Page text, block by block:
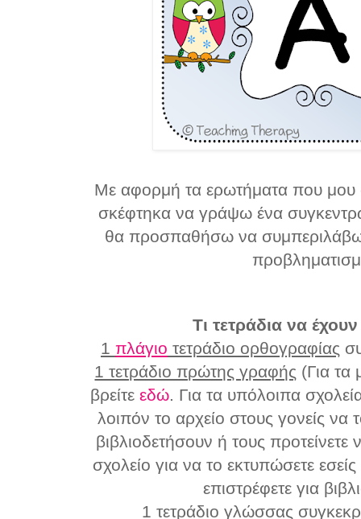
Με αφορμή τα ερωτήματα που μου
σκέφτηκα να γράψω ένα
θα προσπαθήσω να συμπεριλάβω
Τι τετράδια να
1 πλάγιο τετράδιο ορθογραφίας
1 τετράδιο πρώτης γραφής (Για τα
βρείτε εδώ. Για τα υπόλοιπα
λοιπόν το αρχείο στους γονείς να
βιβλιοδετήσουν ή τους
σχολείο για να το εκτυπώσετε
επιστρέφετε για
1 τετράδιο γλώσσας